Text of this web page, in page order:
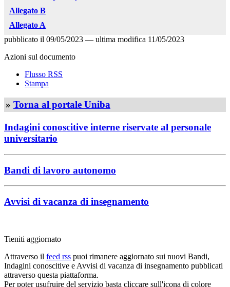
Allegato B
Allegato A
pubblicato il 09/05/2023 — ultima modifica 11/05/2023
Azioni sul documento
Flusso RSS
Stampa
» Torna al portale Uniba
Indagini conoscitive interne riservate al personale
universitario
Bandi di lavoro autonomo
Avvisi di vacanza di insegnamento
Tieniti aggiornato
Attraverso il feed rss puoi rimanere aggiornato sui nuovi Bandi,
Indagini conoscitive e Avvisi di vacanza di insegnamento pubblicati
attraverso questa piattaforma.
Per poter usufruire del servizio basta cliccare sull'icona di colore